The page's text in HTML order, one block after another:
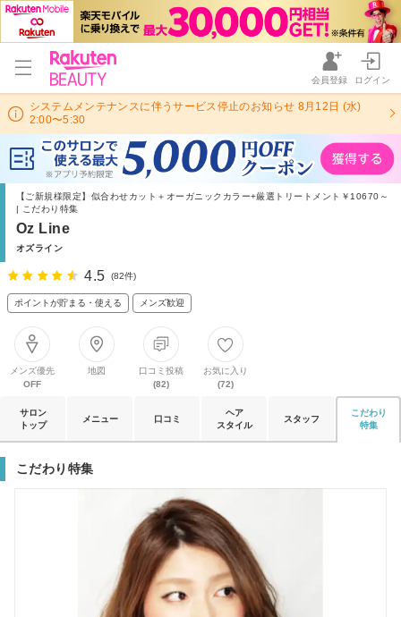
会員登録 ログイン
システムメンテナンスに伴うサービス停止のお知らせ 8月12日 (水)
2:00〜5:30
【ご新規様限定】似合わせカット＋オーガニックカラー+厳選トリートメント￥10670～
| こだわり特集
Oz Line
オズライン
4.5 (82件)
ポイントが貯まる・使える メンズ歓迎
メンズ優先
OFF
地図
口コミ投稿
(82)
お気に入り
(72)
サロン
トップ
メニュー 口コミ
ヘア
スタイル
スタッフ
こだわり
特集
こだわり特集